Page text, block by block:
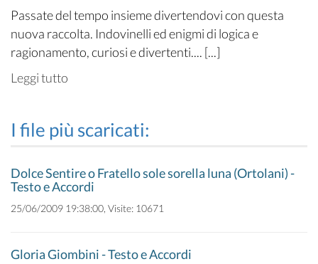
Passate del tempo insieme divertendovi con questa
nuova raccolta. Indovinelli ed enigmi di logica e
ragionamento, curiosi e divertenti.... [...]
Leggi tutto
I file più scaricati:
Dolce Sentire o Fratello sole sorella luna (Ortolani) -
Testo e Accordi
25/06/2009 19:38:00, Visite: 10671
Gloria Giombini - Testo e Accordi